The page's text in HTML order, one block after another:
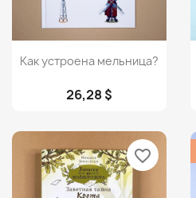
Просмотр
Как устроена мельница?
26,28 $
favorite_border